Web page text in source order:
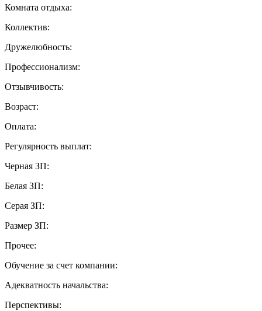
Комната отдыха:
Коллектив:
Дружелюбность:
Профессионализм:
Отзывчивость:
Возраст:
Оплата:
Регулярность выплат:
Черная ЗП:
Белая ЗП:
Серая ЗП:
Размер ЗП:
Прочее:
Обучение за счет компании:
Адекватность начальства:
Перспективы: